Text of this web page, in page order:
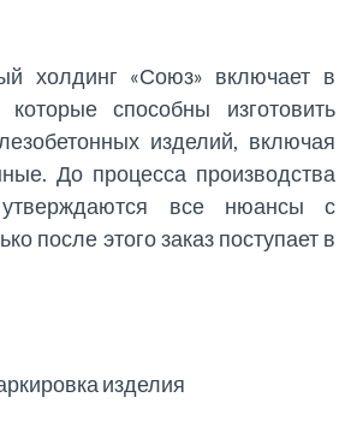
холдинг «Союз» включает в
способны изготовить
изделий, включая
До процесса производства
все нюансы с
после этого заказ поступает в
изделия